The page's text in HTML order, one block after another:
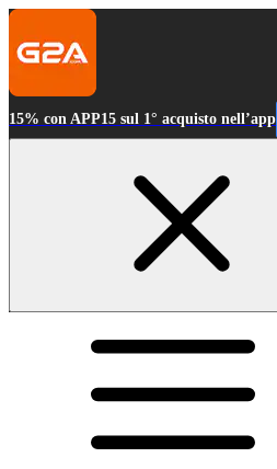
15% con APP15 sul 1° acquisto nell’app